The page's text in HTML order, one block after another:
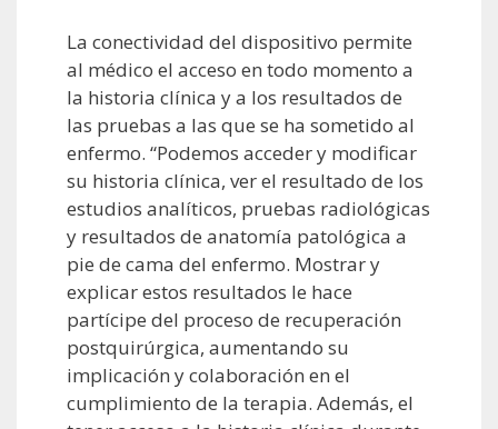
La conectividad del dispositivo permite
al médico el acceso en todo momento a
la historia clínica y a los resultados de
las pruebas a las que se ha sometido al
enfermo. “Podemos acceder y modificar
su historia clínica, ver el resultado de los
estudios analíticos, pruebas radiológicas
y resultados de anatomía patológica a
pie de cama del enfermo. Mostrar y
explicar estos resultados le hace
partícipe del proceso de recuperación
postquirúrgica, aumentando su
implicación y colaboración en el
cumplimiento de la terapia. Además, el